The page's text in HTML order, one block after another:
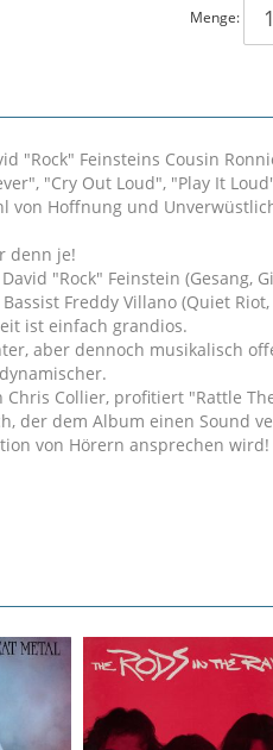
Menge:
"Rock" Feinsteins Cousin
"Cry Out Loud", "Play It
von Hoffnung und
denn je!
"Rock" Feinstein (Gesang,
Freddy Villano (Quiet
ist einfach grandios.
aber dennoch musikalisch
Collier, profitiert "Rattle
der dem Album einen Sound
von Hörern ansprechen wird!